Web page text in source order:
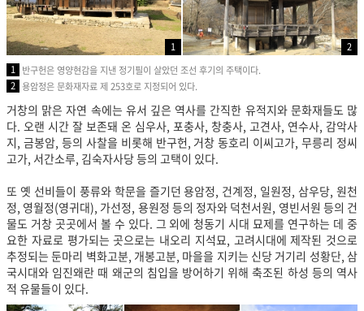
1
2
1 반구헌은 영양현감을 지낸 정기필이 살았던 조선 후기의 주택이다.
2 용암정은 문화재자료 제 253호로 지정되어 있다.
거창의 맑은 자연 속에는 유서 깊은 역사를 간직한 유적지와 문화재들도 많
다. 오랜 시간 잘 보존돼 온 심우사, 포충사, 창충사, 고견사, 연수사, 감악사
지, 금봉암, 등의 사찰을 비롯해 반구헌, 거창 동호리 이씨고가, 무릉리 정씨
고가, 서간소루, 김숙자사당 등의 고택이 있다.
또 옛 선비들이 풍류와 학문을 즐기던 용암정, 건계정, 일원정, 삼우당, 원천
정, 영월정(영귀대), 가선정, 용원정 등의 정자와 덕천서원, 영빈서원 등의 건
물도 거창 곳곳에서 볼 수 있다. 그 외에 청동기 시대 묘제를 연구하는 데 중
요한 자료로 평가되는 곳으로는 내오리 지석묘, 고려시대에 제작된 것으로
추정되는 둔마리 벽화고분, 개봉고분, 마을을 지키는 신당 거기리 성황단, 삼
국시대와 임진왜란 때 왜군의 침입을 방어하기 위해 축조된 하성 등의 역사
적 유물들이 있다.